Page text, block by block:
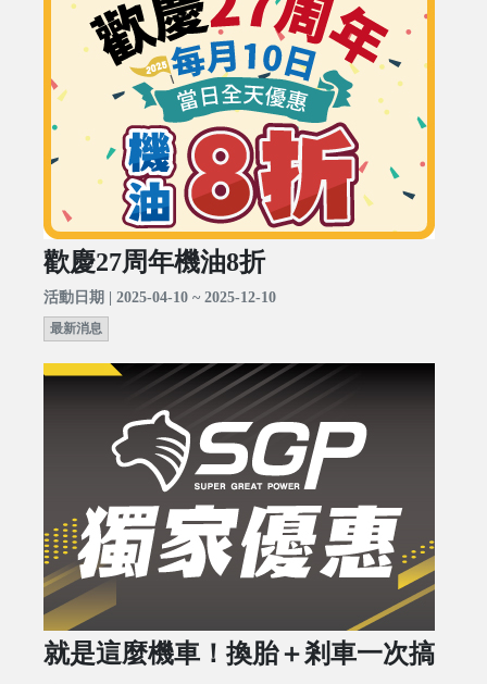
歡慶27周年機油8折
活動日期 | 2025-04-10 ~ 2025-12-10
最新消息
就是這麼機車！換胎＋剎車一次搞